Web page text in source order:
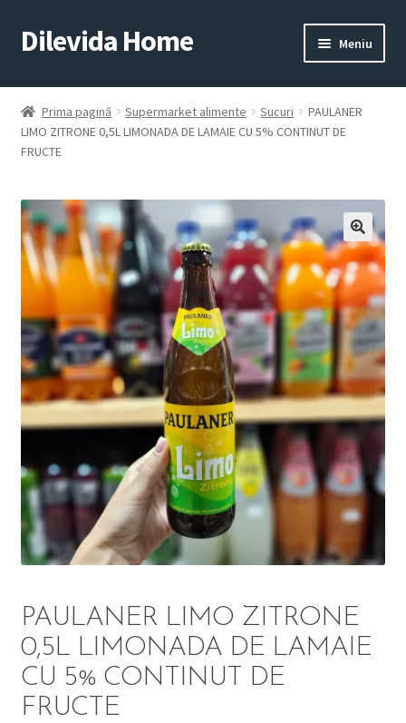
Sari
la
Sari
la
Dilevida Home Meniu
COPII
JUCARII
ROYALTY
LINE
DETERGENT
SOLUȚII CURĂȚENIE
ÎNGRIJIRE
PERSONALĂ
TROLERE
ARTICOLE VOIAJ
Prima pagină Supermarket alimente Sucuri
PAULANER
LIMO ZITRONE 0,5L LIMONADA DE LAMAIE CU 5% CONTINUT DE
FRUCTE
PAULANER LIMO ZITRONE
0,5L LIMONADA DE LAMAIE
CU 5% CONTINUT DE
FRUCTE